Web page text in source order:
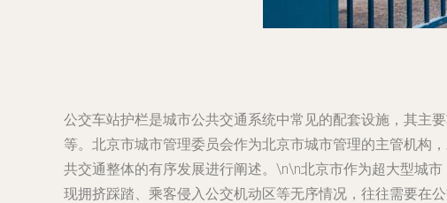
公交车站护栏是城市公共交通系统中常见的配套设施，其主
等。北京市城市管理委员会作为北京市城市管理的主管机构
共交通整体的有序发展进行阐述。\n\n北京市作为超大型城
现拥挤踩踏、乘客侵入公交机动区等无序情况，往往需要在